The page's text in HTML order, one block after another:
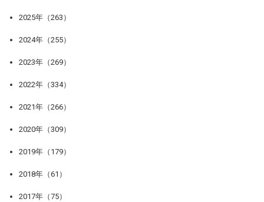
2025年（263）
2024年（255）
2023年（269）
2022年（334）
2021年（266）
2020年（309）
2019年（179）
2018年（61）
2017年（75）